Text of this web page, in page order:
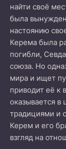
найти своё
была
настоянию
Керема была
погибли,
союза. Но
мира и ищет
приводит её к
оказывается
традициями и
Керем и его
взгляд на